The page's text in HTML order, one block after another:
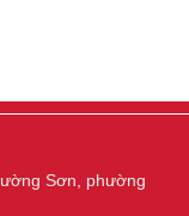
Sơn, phường